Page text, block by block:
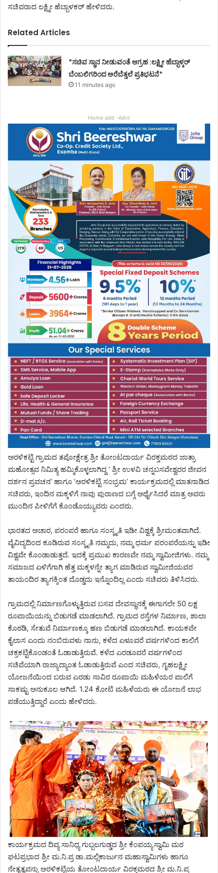
ಸಚಿವರಾದ ಲಕ್ಷ್ಮೀ ಹೆಬ್ಬಾಳಕರ್‌ ಹೇಳಿದರು.
Related Articles
*ಸಚಿವ ಸ್ಥಾನ ನೀಡುವಂತೆ ಆಗ್ರಹ :ಲಕ್ಷ್ಮೀ ಹೆಬ್ಬಾಳ್ಕರ್
ಬೆಂಬಲಿಗರಿಂದ ಅರೆಬೆತ್ತಲೆ ಪ್ರತಿಭಟನೆ*
11 minutes ago
Home add -Advt
ಅರಳಿಕಟ್ಟಿ ಗ್ರಾಮದ ತಪೋಕ್ಷೇತ್ರ ಶ್ರೀ ತೋಂಟದಾರ್ಯ ವಿರಕ್ತಮಠದ ಜಾತ್ರಾ
ಮಹೋತ್ಸವ ನಿಮಿತ್ಯ ಹಮ್ಮಿಕೊಳ್ಳಲಾಗಿದ್ದ ‘ ಶ್ರೀ ಉಳವಿ ಚನ್ನಬಸವೇಶ್ವರರ ಜೀವನ
ದರ್ಶನ ಪ್ರವಚನ’ ಹಾಗೂ ‘ಅರಳಿಕಟ್ಟಿ ಸಂಭ್ರಮ’ ಕಾರ್ಯಕ್ರಮದಲ್ಲಿ ಮಾತನಾಡಿದ
ಸಚಿವರು, ಇಂದಿನ ಮಕ್ಕಳಿಗೆ ನಾವು ಪುರಾಣದ ಬಗ್ಗೆ ಅರ್ಥೈಸಿದರೆ ಮಾತ್ರ ಅವರು
ಮುಂದಿನ ಪೀಳಿಗೆಗೆ ಕೊಂಡೊಯ್ಯುವರು ಎಂದರು.
ಭಾರತದ ಅಚಾರ, ಪರಂಪರೆ ಹಾಗೂ ಸಂಸ್ಕೃತಿ ಇಡೀ ವಿಶ್ವಕ್ಕೆ ಶ್ರೀಮಂತವಾಗಿದೆ.
ವೈವಿದ್ಯದಿಂದ ಕೂಡಿರುವ ಸಂಸ್ಕೃತಿ ನಮ್ಮದು, ನಮ್ಮ ಧರ್ಮ ಪರಂಪರೆಯನ್ನು ಇಡೀ
ವಿಶ್ವವೇ ಕೊಂಡಾಡುತ್ತದೆ. ಇದಕ್ಕೆ ಪ್ರಮುಖ ಕಾರಣವೇ ನಮ್ಮ ಸ್ವಾಮೀಜಿಗಳು. ನಮ್ಮ
ಸಮಾಜದ ಏಳಿಗೆಗಾಗಿ ಹೆತ್ತ ಮಕ್ಕಳನ್ನೇ ತ್ಯಾಗ ಮಾಡಿರುವ ಸ್ವಾಮೀಜಿಯವರ
ತಾಯಂದಿರ ತ್ಯಾಗಕ್ಕಿಂತ ದೊಡ್ಡದು ಇನ್ನೊಂದಿಲ್ಲ ಎಂದು ಸಚಿವರು ತಿಳಿಸಿದರು.
ಗ್ರಾಮದಲ್ಲಿ ನಿರ್ಮಾಣಗೊಳ್ಳುತ್ತಿರುವ ಬಸವ ದೇವಸ್ಥಾನಕ್ಕೆ ಈಗಾಗಲೇ 50 ಲಕ್ಷ
ರೂಪಾಯಿಯನ್ನು ಬಿಡುಗಡೆ ಮಾಡಲಾಗಿದೆ. ಗ್ರಾಮದ ರಸ್ತೆಗಳ ನಿರ್ಮಾಣ, ಶಾಲಾ
ಕೊಠಡಿ, ಸೇತುವೆ ನಿರ್ಮಾಣಕ್ಕೂ ಹಣ ಬಿಡುಗಡೆ ಮಾಡಲಾಗಿದೆ. ಕಾಯಕವೇ
ಕೈಲಾಸ ಎಂದು ನಂಬಿರುವಳು ನಾನು, ಕಳೆದ ಏಳೂವರೆ ವರ್ಷಗಳಿಂದ ಕಾಲಿಗೆ
ಚಕ್ರಕಟ್ಟಿಕೊಂಡಂತೆ ಓಡಾಡುತ್ತಿರುವೆ. ಕಳೆದ ಎರಡೂವರೆ ವರ್ಷಗಳಿಂದ
ಸಚಿವೆಯಾಗಿ ರಾಜ್ಯಾದ್ಯಾಂತ ಓಡಾಡುತ್ತಿರುವೆ ಎಂದ ಸಚಿವರು, ಗೃಹಲಕ್ಷ್ಮೀ
ಯೋಜನೆಯಿಂದ ಬರುವ ಎರಡು ಸಾವಿರ ರೂಪಾಯಿ ಮಹಿಳೆಯರ ಪಾಲಿಗೆ
ಸಾಕಷ್ಟು ಅನುಕೂಲ ಆಗಿದೆ. 1.24 ಕೋಟಿ ಮಹಿಳೆಯರು ಈ ಯೋಜನೆ ಲಾಭ
ಪಡೆಯುತ್ತಿದ್ದಾರೆ ಎಂದು ಹೇಳಿದರು.
ಕಾರ್ಯಕ್ರಮದ ದಿವ್ಯ ಸಾನಿಧ್ಯ ಗುಬ್ಬಲಗುಡ್ಡದ ಶ್ರೀ ಕೆಂಪಯ್ಯಸ್ವಾಮಿ ಮಠ
ಘಟಪ್ರಭಾದ ಶ್ರೀ ಮ.ನಿ.ಪ್ರ ಡಾ.ಮಲ್ಲಿಕಾರ್ಜುನ ಮಹಾಸ್ವಾಮಿಗಳು ಹಾಗೂ
ನೇತೃತ್ವವನ್ನು ಅರಳಿಕಟ್ಟಿಯ ತೋಂಟದಾರ್ಯ ವಿರಕ್ತಮಠದ ಶ್ರೀ ಮ.ನಿ.ಪ್ರ